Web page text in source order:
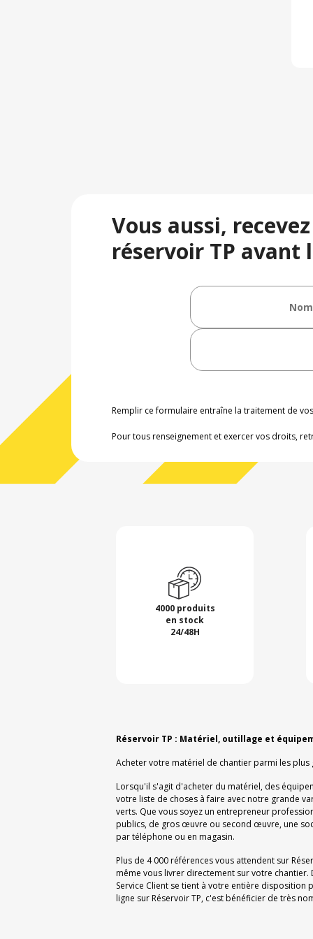
Vous aussi,
réservoir TP avant
Remplir ce formulaire entraîne la traitement de
Pour tous renseignement et exercer vos droits,
4000 produits
en stock
24/48H
Réservoir TP : Matériel, outillage et
Acheter votre matériel de chantier parmi les
Lorsqu'il s'agit d'acheter du matériel, des
votre liste de choses à faire avec notre grande
verts. Que vous soyez un entrepreneur
publics, de gros œuvre ou second œuvre, une
par téléphone ou en magasin.
Plus de 4 000 références vous attendent sur
même vous livrer directement sur votre
Service Client se tient à votre entière
ligne sur Réservoir TP, c'est bénéficier de très